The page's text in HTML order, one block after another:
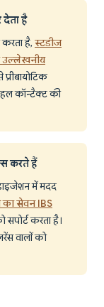
देता है
है, स्टडीज
उल्लेखनीय
कॉन्टैक्ट की
करते हैं
में मदद
का सेवन IBS
करता है।
वालों को